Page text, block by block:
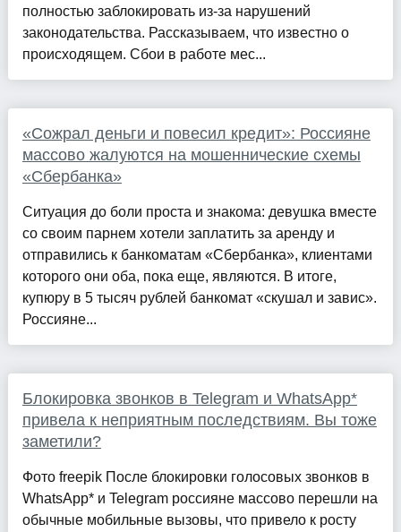
полностью заблокировать из-за нарушений
законодательства. Рассказываем, что известно о
происходящем. Сбои в работе мес...
«Сожрал деньги и повесил кредит»: Россияне
массово жалуются на мошеннические схемы
«Сбербанка»
Ситуация до боли проста и знакома: девушка вместе
со своим парнем хотели заплатить за аренду и
отправились к банкоматам «Сбербанка», клиентами
которого они оба, пока еще, являются. В итоге,
купюру в 5 тысяч рублей банкомат «скушал и завис».
Россияне...
Блокировка звонков в Telegram и WhatsApp*
привела к неприятным последствиям. Вы тоже
заметили?
Фото freepik После блокировки голосовых звонков в
WhatsApp* и Telegram россияне массово перешли на
обычные мобильные вызовы, что привело к росту